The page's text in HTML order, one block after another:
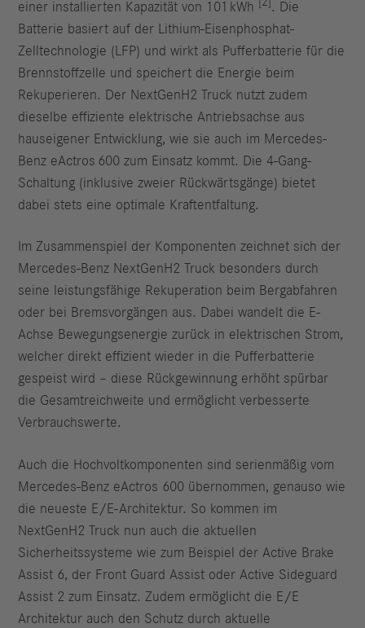
einer installierten Kapazität von 101 kWh
. Die
Batterie basiert auf der Lithium-Eisenphosphat-
Zelltechnologie (LFP) und wirkt als Pufferbatterie für die
Brennstoffzelle und speichert die Energie beim
Rekuperieren. Der NextGenH2 Truck nutzt zudem
dieselbe effiziente elektrische Antriebsachse aus
hauseigener Entwicklung, wie sie auch im Mercedes-
Benz eActros 600 zum Einsatz kommt. Die 4-Gang-
Schaltung (inklusive zweier Rückwärtsgänge) bietet
dabei stets eine optimale Kraftentfaltung.
Im Zusammenspiel der Komponenten zeichnet sich der
Mercedes-Benz NextGenH2 Truck besonders durch
seine leistungsfähige Rekuperation beim Bergabfahren
oder bei Bremsvorgängen aus. Dabei wandelt die E-
Achse Bewegungsenergie zurück in elektrischen Strom,
welcher direkt effizient wieder in die Pufferbatterie
gespeist wird ­– diese Rückgewinnung erhöht spürbar
die Gesamtreichweite und ermöglicht verbesserte
Verbrauchswerte.
Auch die Hochvoltkomponenten sind serienmäßig vom
Mercedes-Benz eActros 600 übernommen, genauso wie
die neueste E/E-Architektur. So kommen im
NextGenH2 Truck nun auch die aktuellen
Sicherheitssysteme wie zum Beispiel der Active Brake
Assist 6, der Front Guard Assist oder Active Sideguard
Assist 2 zum Einsatz. Zudem ermöglicht die E/E
Architektur auch den Schutz durch aktuelle